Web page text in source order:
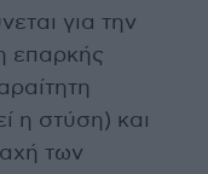
για την
επαρκής
η στύση) και
των